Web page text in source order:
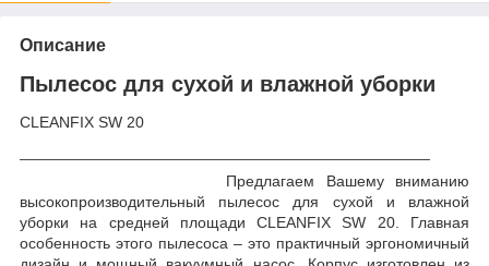
Описание
Пылесос для сухой и влажной уборки
CLEANFIX SW 20
Предлагаем Вашему вниманию
высокопроизводительный пылесос для сухой и влажной
уборки на средней площадиCLEANFIX SW 20. Главная
особенность этого пылесоса – это практичный эргономичный